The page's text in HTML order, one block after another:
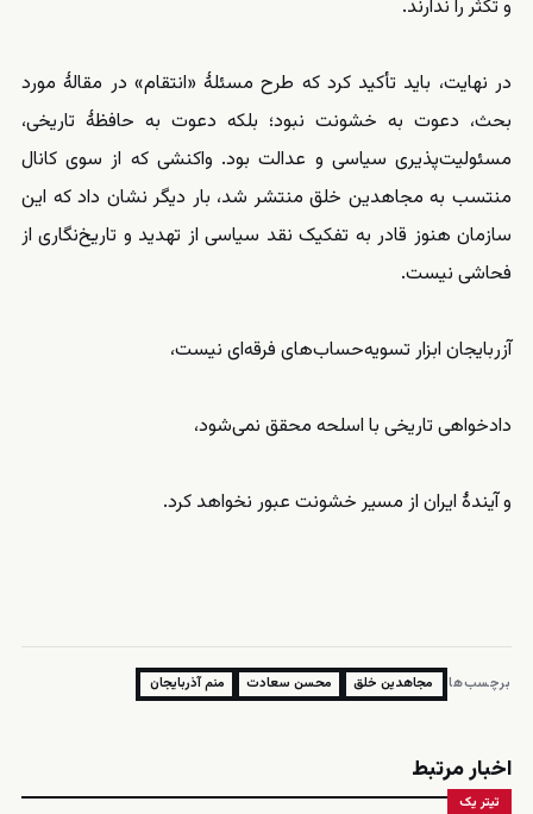
و تکثر را ندارند.
در نهایت، باید تأکید کرد که طرح مسئلهٔ «انتقام» در مقالهٔ مورد
بحث، دعوت به خشونت نبود؛ بلکه دعوت به حافظهٔ تاریخی،
مسئولیت‌پذیری سیاسی و عدالت بود. واکنشی که از سوی کانال
منتسب به مجاهدین خلق منتشر شد، بار دیگر نشان داد که این
سازمان هنوز قادر به تفکیک نقد سیاسی از تهدید و تاریخ‌نگاری از
فحاشی نیست.
آزربایجان ابزار تسویه‌حساب‌های فرقه‌ای نیست،
دادخواهی تاریخی با اسلحه محقق نمی‌شود،
و آیندهٔ ایران از مسیر خشونت عبور نخواهد کرد.
برچسب‌ها: مجاهدین خلق محسن سعادت منم آذربایجان
اخبار مرتبط
تیتر یک